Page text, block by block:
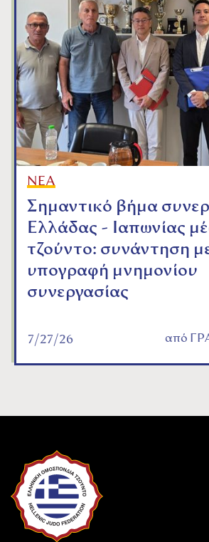
ΝΕΑ
Σημαντικό βήμα
Ελλάδας - Ιαπωνίας
τζούντο: συνάντηση
υπογραφή μνημονίου
συνεργασίας
7/27/26 από